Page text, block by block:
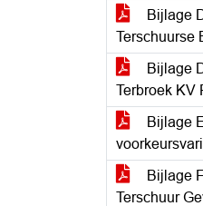
Bijlage
Terschuurse
Bijlage
Terbroek KV
Bijlage
Bijlage
Terschuur